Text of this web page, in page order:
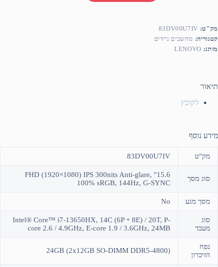
מק"ט: 83DV00U7IV
קטגוריה: מחשבים ניידים
מותג: LENOVO
תיאור
לקובץ
מידע נוסף
מק"ט 83DV00U7IV
סוג מסך
15.6" FHD (1920×1080) IPS 300nits Anti-glare,
100% sRGB, 144Hz, G-SYNC
מסך מגע No
סוג
מעבד
Intel® Core™ i7-13650HX, 14C (6P + 8E) / 20T, P-
core 2.6 / 4.9GHz, E-core 1.9 / 3.6GHz, 24MB
נפח
הזיכרון
(24GB (2x12GB SO-DIMM DDR5-4800